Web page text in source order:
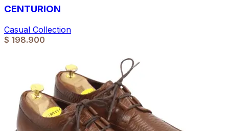
CENTURION
Casual Collection
$ 198.900